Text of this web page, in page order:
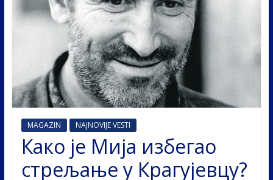
MAGAZIN NAJNOVIJE VESTI
Како је Мија избегао
стрељање у Крагујевцу?